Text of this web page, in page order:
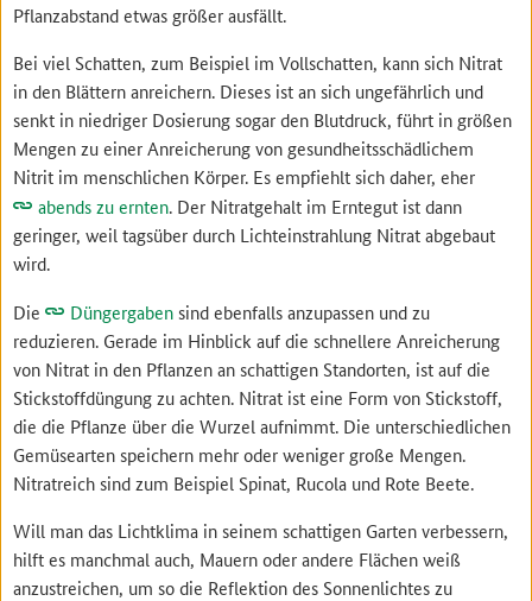
Pflanzabstand etwas größer ausfällt.
Bei viel Schatten, zum Beispiel im Vollschatten, kann sich Nitrat
in den Blättern anreichern. Dieses ist an sich ungefährlich und
senkt in niedriger Dosierung sogar den Blutdruck, führt in größen
Mengen zu einer Anreicherung von gesundheitsschädlichem
Nitrit im menschlichen Körper. Es empfiehlt sich daher, eher
abends zu ernten. Der Nitratgehalt im Erntegut ist dann
geringer, weil tagsüber durch Lichteinstrahlung Nitrat abgebaut
wird.
Die
Düngergabensind ebenfalls anzupassen und zu
reduzieren. Gerade im Hinblick auf die schnellere Anreicherung
von Nitrat in den Pflanzen an schattigen Standorten, ist auf die
Stickstoffdüngung zu achten. Nitrat ist eine Form von Stickstoff,
die die Pflanze über die Wurzel aufnimmt. Die unterschiedlichen
Gemüsearten speichern mehr oder weniger große Mengen.
Nitratreich sind zum Beispiel Spinat, Rucola und Rote Beete.
Will man das Lichtklima in seinem schattigen Garten verbessern,
hilft es manchmal auch, Mauern oder andere Flächen weiß
anzustreichen, um so die Reflektion des Sonnenlichtes zu